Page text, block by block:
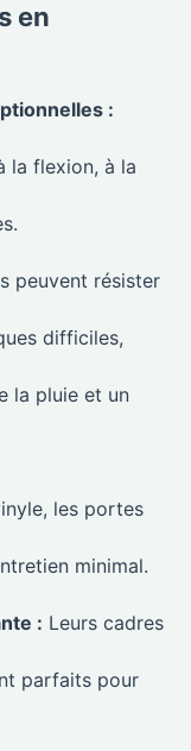
en
:
la flexion, à la
peuvent résister
difficiles,
la pluie et un
les portes
minimal.
: Leurs cadres
parfaits pour